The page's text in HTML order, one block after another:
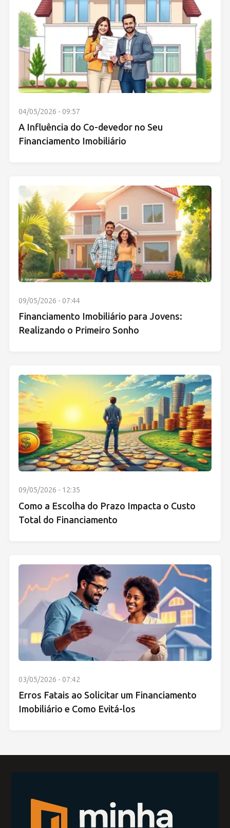
04/05/2026 - 09:57
A Influência do Co-devedor no Seu
Financiamento Imobiliário
09/05/2026 - 07:44
Financiamento Imobiliário para Jovens:
Realizando o Primeiro Sonho
09/05/2026 - 12:35
Como a Escolha do Prazo Impacta o Custo
Total do Financiamento
03/05/2026 - 07:42
Erros Fatais ao Solicitar um Financiamento
Imobiliário e Como Evitá-los